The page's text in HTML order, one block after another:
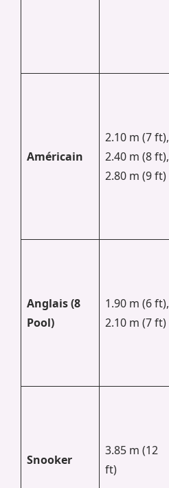
Américain
2.10 m (7 ft),
2.40 m (8 ft),
2.80 m (9 ft)
Anglais (8
Pool)
1.90 m (6 ft),
2.10 m (7 ft)
Snooker
3.85 m (12
ft)